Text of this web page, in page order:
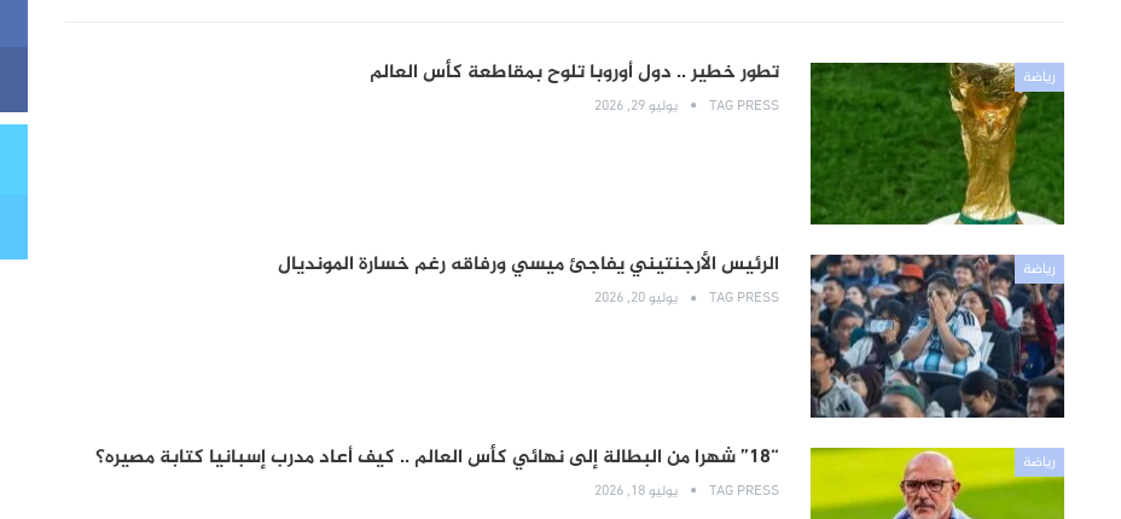
رياضة تطور خطير .. دول أوروبا تلوح بمقاطعة كأس العالم
TAG PRESS يوليو 29, 2026
رياضة الرئيس الأرجنتيني يفاجئ ميسي ورفاقه رغم خسارة المونديال
TAG PRESS يوليو 20, 2026
رياضة “18” شهرا من البطالة إلى نهائي كأس العالم .. كيف أعاد مدرب إسبانيا كتابة مصيره؟
TAG PRESS يوليو 18, 2026